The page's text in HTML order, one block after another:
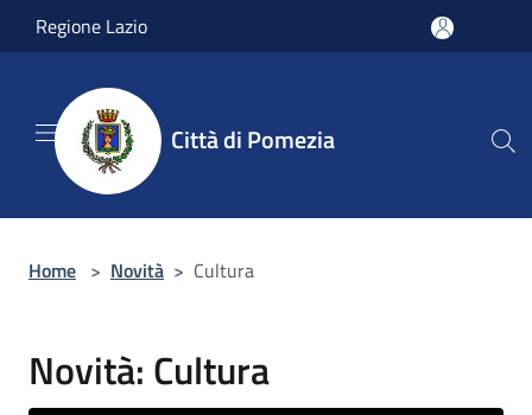
Salta al contenuto principale
Regione Lazio
Città di Pomezia
Home > Novità > Cultura
Novità: Cultura